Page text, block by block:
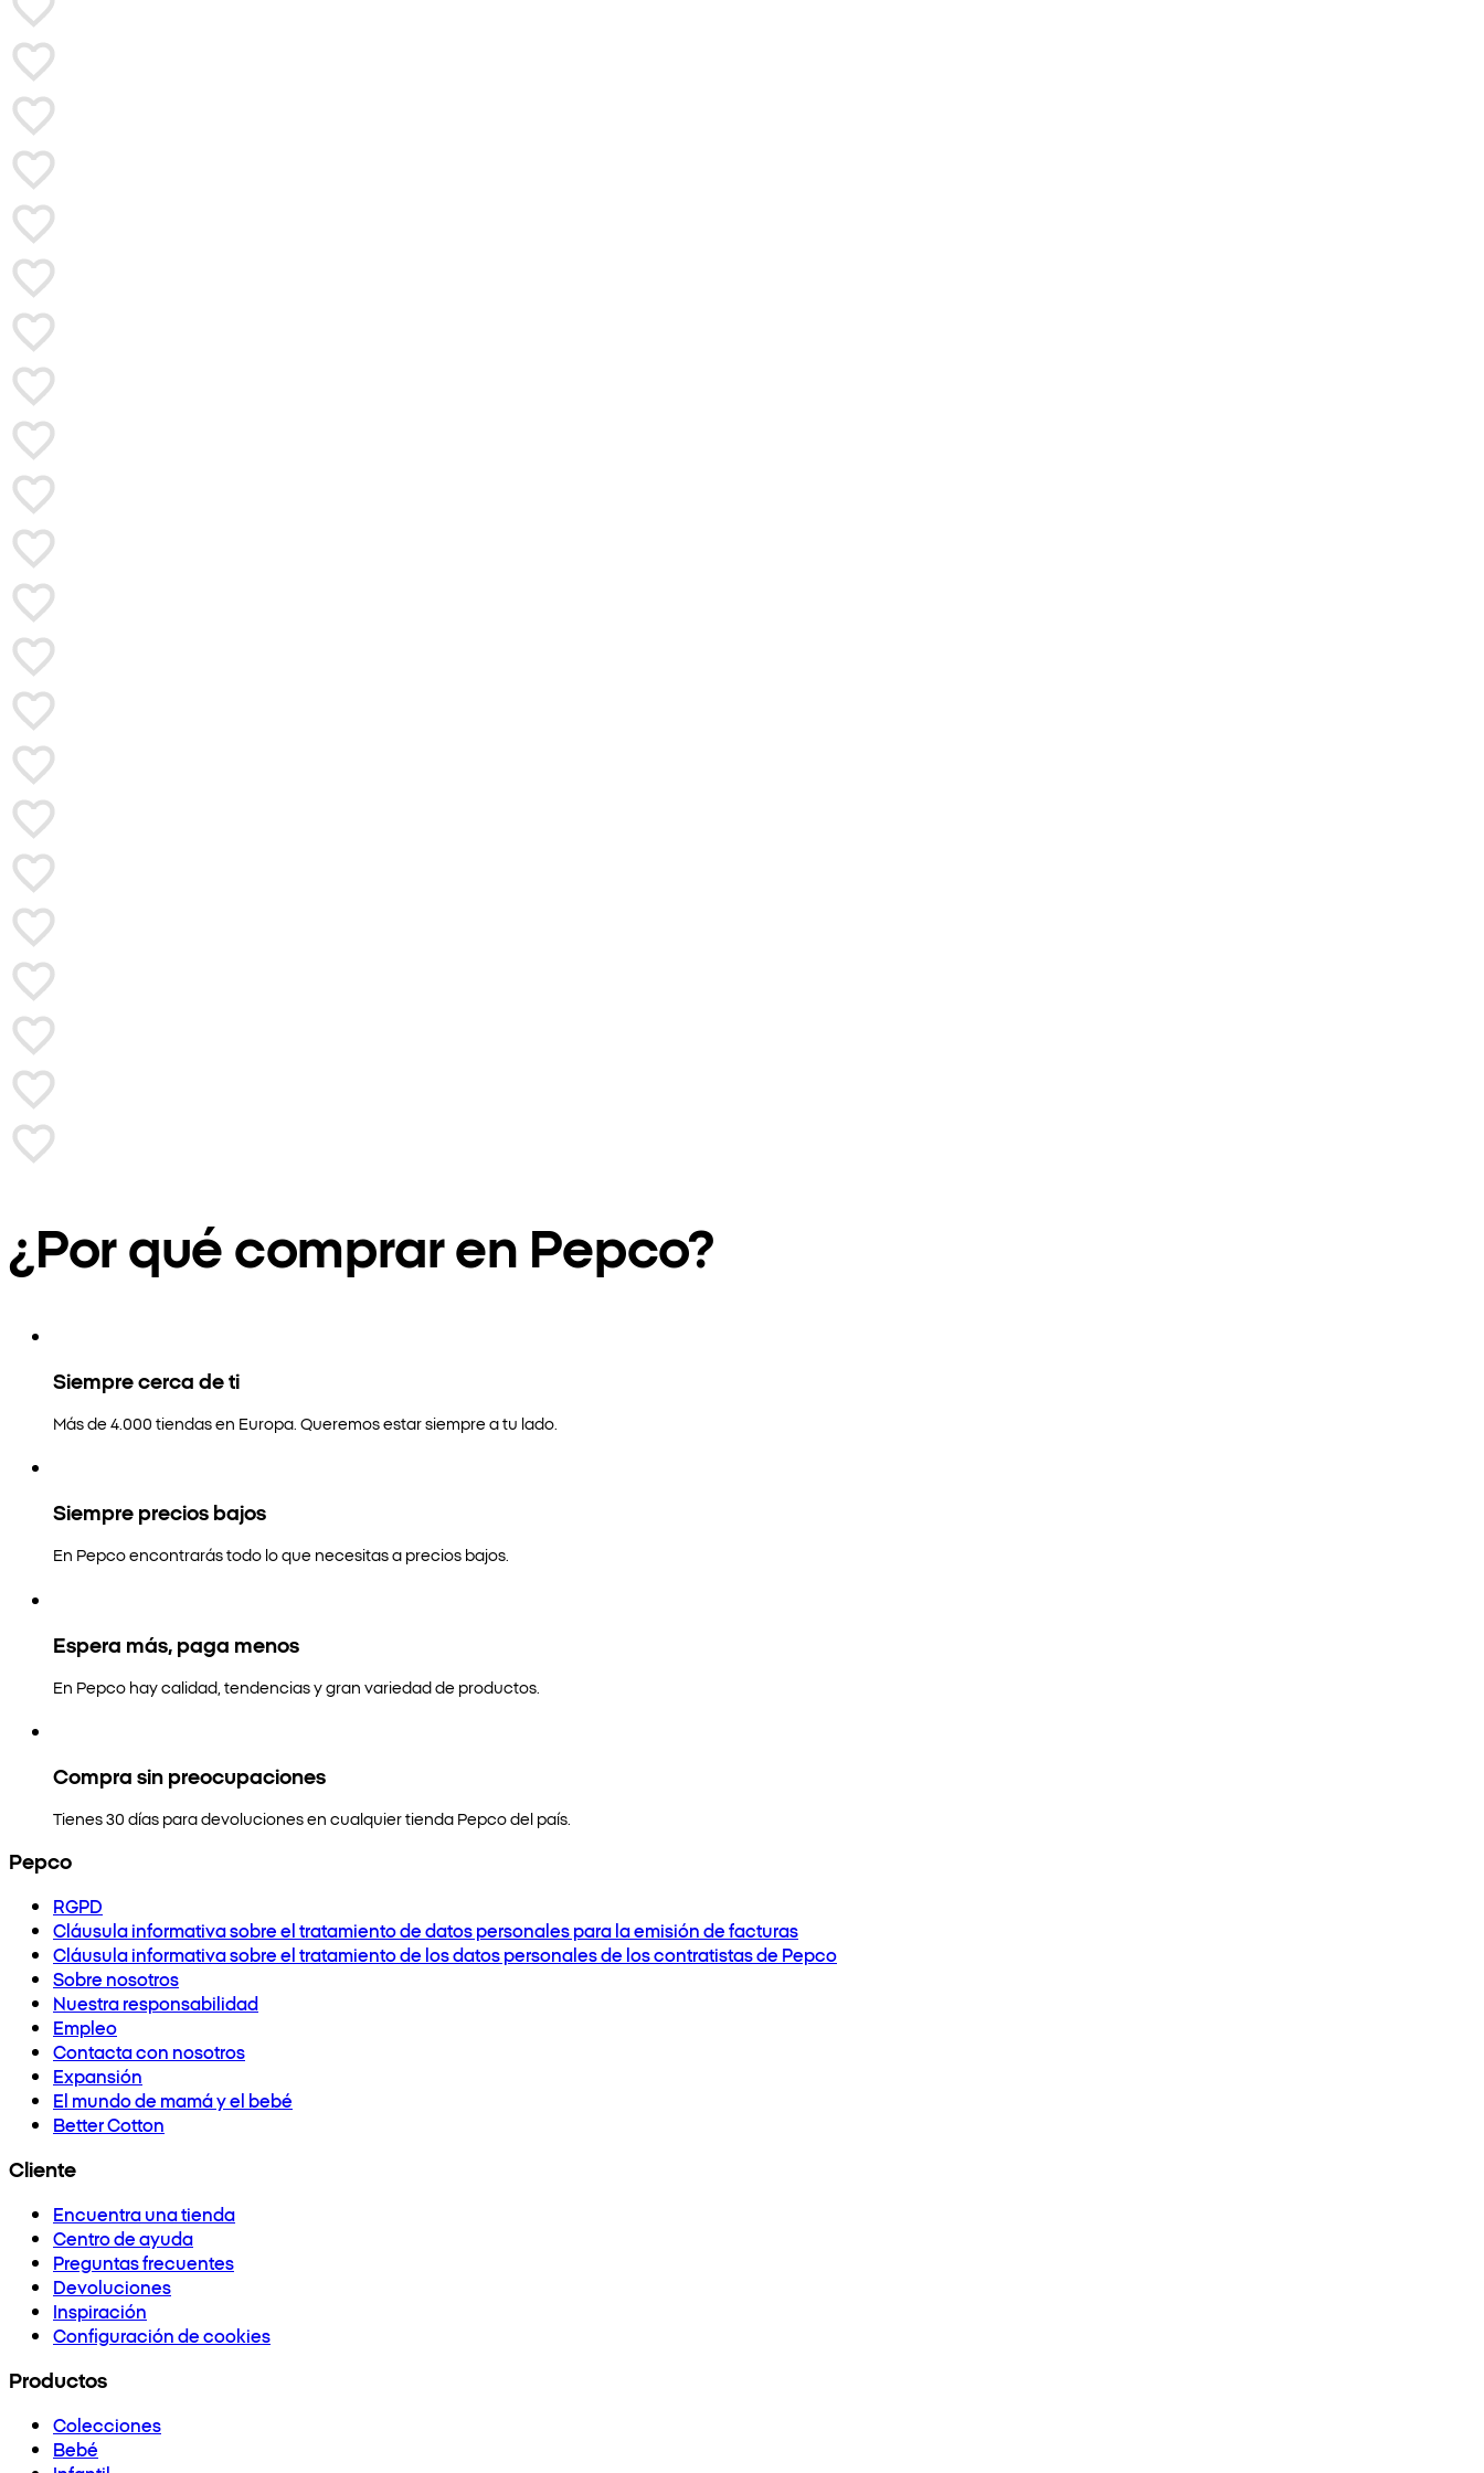
¿Por qué comprar en Pepco?
Siempre cerca de ti
Más de 4.000 tiendas en Europa. Queremos estar siempre a tu lado.
Siempre precios bajos
En Pepco encontrarás todo lo que necesitas a precios bajos.
Espera más, paga menos
En Pepco hay calidad, tendencias y gran variedad de productos.
Compra sin preocupaciones
Tienes 30 días para devoluciones en cualquier tienda Pepco del país.
Pepco
RGPD
Cláusula informativa sobre el tratamiento de datos personales para la emisión de facturas
Cláusula informativa sobre el tratamiento de los datos personales de los contratistas de Pepco
Sobre nosotros
Nuestra responsabilidad
Empleo
Contacta con nosotros
Expansión
El mundo de mamá y el bebé
Better Cotton
Cliente
Encuentra una tienda
Centro de ayuda
Preguntas frecuentes
Devoluciones
Inspiración
Configuración de cookies
Productos
Colecciones
Bebé